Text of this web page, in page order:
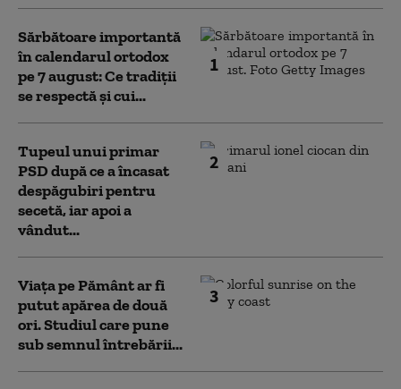
1
Sărbătoare importantă
în calendarul ortodox
pe 7 august: Ce tradiții
se respectă și cui...
2
Tupeul unui primar
PSD după ce a încasat
despăgubiri pentru
secetă, iar apoi a
vândut...
3
Viața pe Pământ ar fi
putut apărea de două
ori. Studiul care pune
sub semnul întrebării...